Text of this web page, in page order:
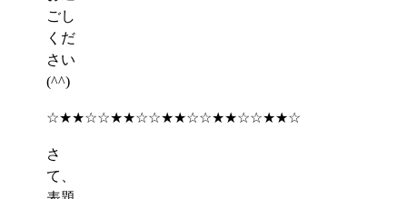
ごし
くだ
さい
(^^)
☆★★☆☆★★☆☆★★☆☆★★☆☆★★☆
さ
て、